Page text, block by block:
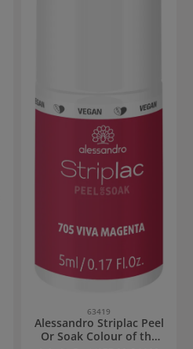
63419
Alessandro Striplac Peel
Or Soak Colour of the